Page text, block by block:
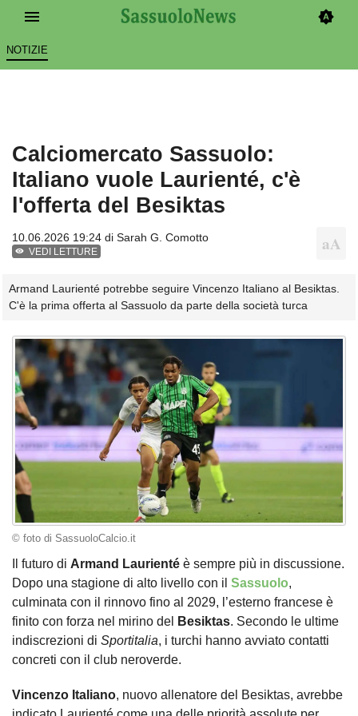
NOTIZIE
Calciomercato Sassuolo:
Italiano vuole Laurienté, c'è
l'offerta del Besiktas
10.06.2026 19:24 di Sarah G. Comotto
VEDI LETTURE
Armand Laurienté potrebbe seguire Vincenzo Italiano al Besiktas.
C'è la prima offerta al Sassuolo da parte della società turca
© foto di SassuoloCalcio.it
Il futuro di Armand Laurienté è sempre più in discussione.
Dopo una stagione di alto livello con il Sassuolo,
culminata con il rinnovo fino al 2029, l’esterno francese è
finito con forza nel mirino del
Besiktas. Secondo le ultime
indiscrezioni di Sportitalia, i turchi hanno avviato contatti
concreti con il club neroverde.
Vincenzo Italiano, nuovo allenatore del Besiktas, avrebbe